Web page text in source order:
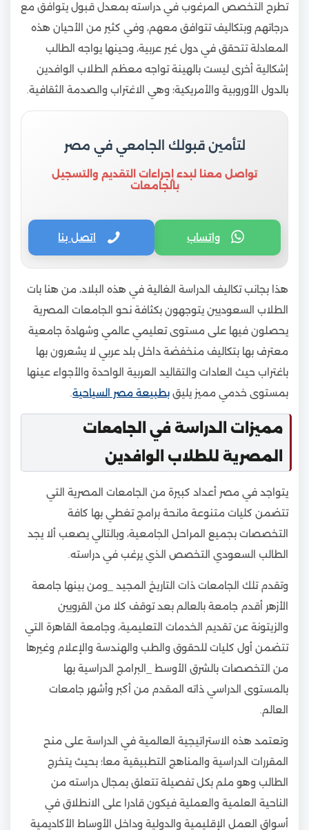
تطرح التخصص المرغوب في دراسته بمعدل قبول يتوافق مع
درجاتهم وبتكاليف تتوافق معهم، وفي كثير من الأحيان هذه
المعادلة تتحقق في دول غير عربية، وحينها يواجه الطالب
إشكالية أخرى ليست بالهينة تواجه معظم الطلاب الوافدين
بالدول الأوروبية والأمريكية؛ وهي الاغتراب والصدمة الثقافية.
لتأمين قبولك الجامعي في مصر
تواصل معنا لبدء إجراءات التقديم والتسجيل
بالجامعات
واتساب اتصل بنا
هذا بجانب تكاليف الدراسة الغالية في هذه البلاد، من هنا بات
الطلاب السعوديين يتوجهون بكثافة نحو الجامعات المصرية
يحصلون فيها على مستوى تعليمي عالمي وشهادة جامعية
معترف بها بتكاليف منخفضة داخل بلد عربي لا يشعرون بها
باغتراب حيث العادات والتقاليد العربية الواحدة والأجواء عينها
بمستوى خدمي مميز يليق بطبيعة مصر السياحية
مميزات الدراسة في الجامعات
المصرية للطلاب الوافدين
يتواجد في مصر أعداد كبيرة من الجامعات المصرية التي
تتضمن كليات متنوعة مانحة برامج تغطي بها كافة
التخصصات بجميع المراحل الجامعية، وبالتالي يصعب ألا يجد
الطالب السعودي التخصص الذي يرغب في دراسته.
وتقدم تلك الجامعات ذات التاريخ المجيد _ومن بينها جامعة
الأزهر أقدم جامعة بالعالم بعد توقف كلا من القرويين
والزيتونة عن تقديم الخدمات التعليمية، وجامعة القاهرة التي
تتضمن أول كليات للحقوق والطب والهندسة والإعلام وغيرها
من التخصصات بالشرق الأوسط _البرامج الدراسية بها
بالمستوى الدراسي ذاته المقدم من أكبر وأشهر جامعات
العالم.
وتعتمد هذه الاستراتيجية العالمية في الدراسة على منح
المقررات الدراسية والمناهج التطبيقية معا؛ بحيث يتخرج
الطالب وهو ملم بكل تفصيلة تتعلق بمجال دراسته من
الناحية العلمية والعملية فيكون قادرا على الانطلاق في
أسواق العمل الإقليمية والدولية وداخل الأوساط الأكاديمية